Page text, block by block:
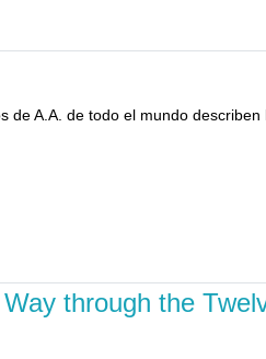
A.A. de todo el mundo
through the